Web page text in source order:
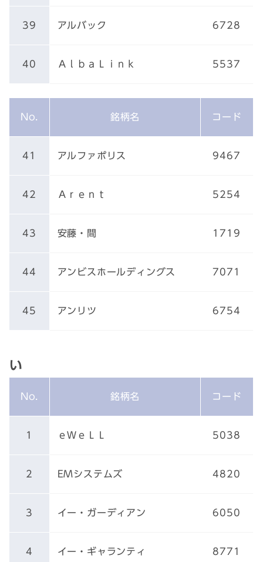
39 アルバック 6728
40 ＡｌｂａＬｉｎｋ 5537
No. 銘柄名 コード
41 アルファポリス 9467
42 Ａｒｅｎｔ 5254
43 安藤・間 1719
44 アンビスホールディングス 7071
45 アンリツ 6754
い
No. 銘柄名 コード
1 ｅＷｅＬＬ 5038
2 EMシステムズ 4820
3 イー・ガーディアン 6050
4 イー・ギャランティ 8771